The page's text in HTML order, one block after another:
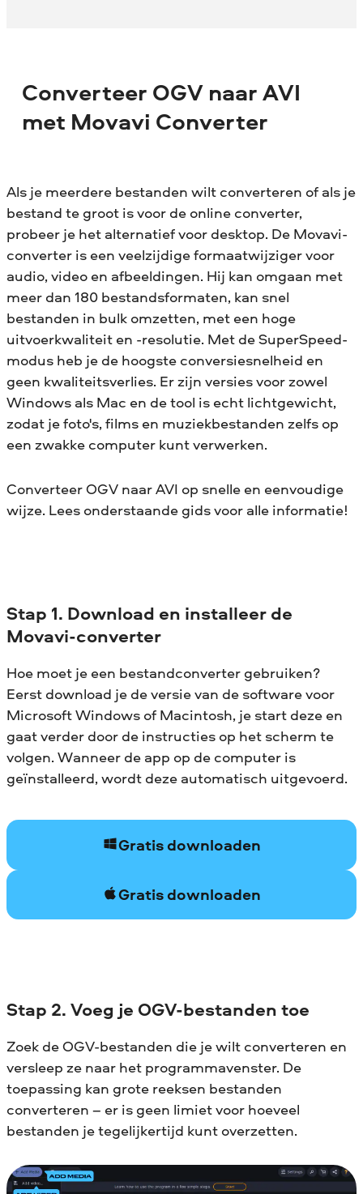
Converteer OGV naar AVI
met Movavi Converter
Als je meerdere bestanden wilt converteren of als je
bestand te groot is voor de online converter,
probeer je het alternatief voor desktop. De Movavi-
converter is een veelzijdige formaatwijziger voor
audio, video en afbeeldingen. Hij kan omgaan met
meer dan 180 bestandsformaten, kan snel
bestanden in bulk omzetten, met een hoge
uitvoerkwaliteit en -resolutie. Met de SuperSpeed-
modus heb je de hoogste conversiesnelheid en
geen kwaliteitsverlies. Er zijn versies voor zowel
Windows als Mac en de tool is echt lichtgewicht,
zodat je foto's, films en muziekbestanden zelfs op
een zwakke computer kunt verwerken.
Converteer OGV naar AVI op snelle en eenvoudige
wijze. Lees onderstaande gids voor alle informatie!
Stap 1. Download en installeer de
Movavi-converter
Hoe moet je een bestandconverter gebruiken?
Eerst download je de versie van de software voor
Microsoft Windows of Macintosh, je start deze en
gaat verder door de instructies op het scherm te
volgen. Wanneer de app op de computer is
geïnstalleerd, wordt deze automatisch uitgevoerd.
Gratis downloaden
Gratis downloaden
Stap 2. Voeg je OGV-bestanden toe
Zoek de OGV-bestanden die je wilt converteren en
versleep ze naar het programmavenster. De
toepassing kan grote reeksen bestanden
converteren – er is geen limiet voor hoeveel
bestanden je tegelijkertijd kunt overzetten.